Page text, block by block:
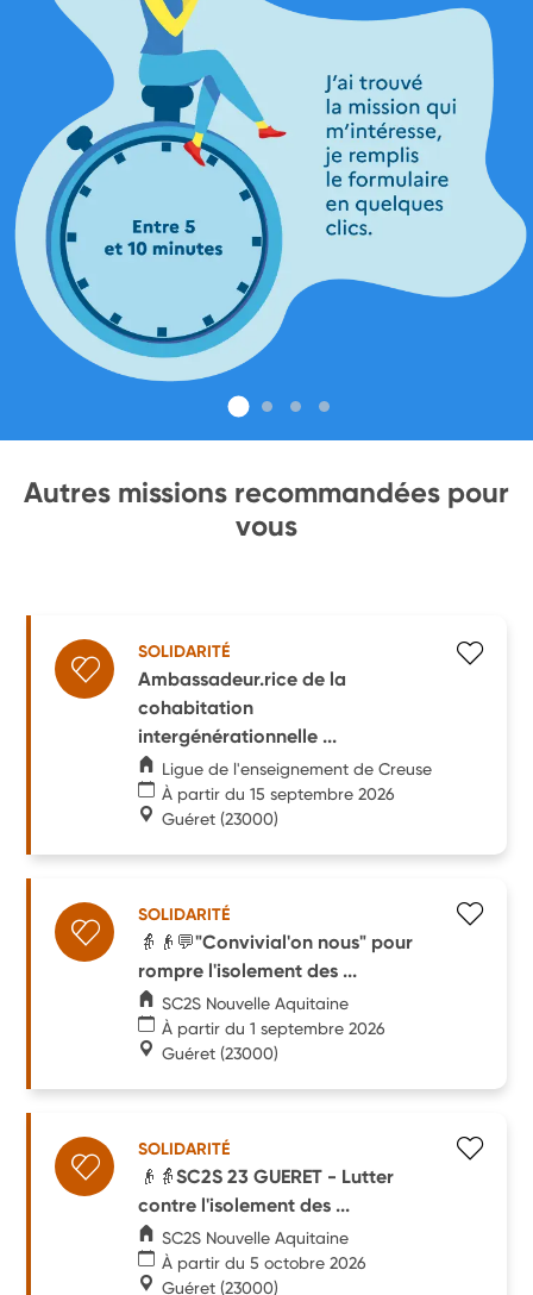
Autres missions recommandées pour
vous
SOLIDARITÉ
Ambassadeur.rice de la
cohabitation
intergénérationnelle ...
Ligue de l'enseignement de Creuse
À partir du 15 septembre 2026
Guéret (23000)
SOLIDARITÉ
👵👴💬"Convivial'on nous" pour
rompre l'isolement des ...
SC2S Nouvelle Aquitaine
À partir du 1 septembre 2026
Guéret (23000)
SOLIDARITÉ
👴👵SC2S 23 GUERET - Lutter
contre l'isolement des ...
SC2S Nouvelle Aquitaine
À partir du 5 octobre 2026
Guéret (23000)